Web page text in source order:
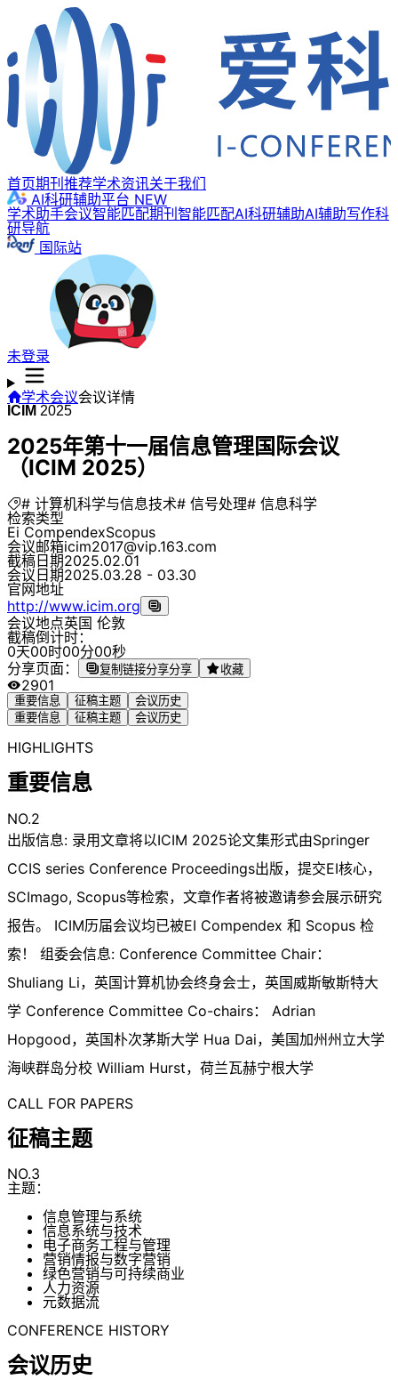
首页期刊推荐学术资讯关于我们
AI科研辅助平台 NEW
学术助手会议智能匹配期刊智能匹配AI科研辅助AI辅助写作科
研导航
国际站
未登录
学术会议会议详情
ICIM 2025
2025年第十一届信息管理国际会议
（ICIM 2025）
# 计算机科学与信息技术# 信号处理# 信息科学
检索类型
Ei CompendexScopus
会议邮箱icim2017@vip.163.com
截稿日期2025.02.01
会议日期2025.03.28 - 03.30
官网地址
http://www.icim.org
会议地点英国 伦敦
截稿倒计时：
0天00时00分00秒
分享页面：
复制链接分享分享 收藏
2901
重要信息 征稿主题
会议历史
重要信息
征稿主题 会议历史
HIGHLIGHTS
重要信息
NO.2
出版信息: 录用文章将以ICIM 2025论文集形式由Springer
CCIS series Conference Proceedings出版，提交EI核心，
SCImago, Scopus等检索，文章作者将被邀请参会展示研究
报告。 ICIM历届会议均已被EI Compendex 和 Scopus 检
索！ 组委会信息: Conference Committee Chair：
Shuliang Li，英国计算机协会终身会士，英国威斯敏斯特大
学 Conference Committee Co-chairs： Adrian
Hopgood，英国朴次茅斯大学 Hua Dai，美国加州州立大学
海峡群岛分校 William Hurst，荷兰瓦赫宁根大学
CALL FOR PAPERS
征稿主题
NO.3
主题：
信息管理与系统
信息系统与技术
电子商务工程与管理
营销情报与数字营销
绿色营销与可持续商业
人力资源
元数据流
CONFERENCE HISTORY
会议历史